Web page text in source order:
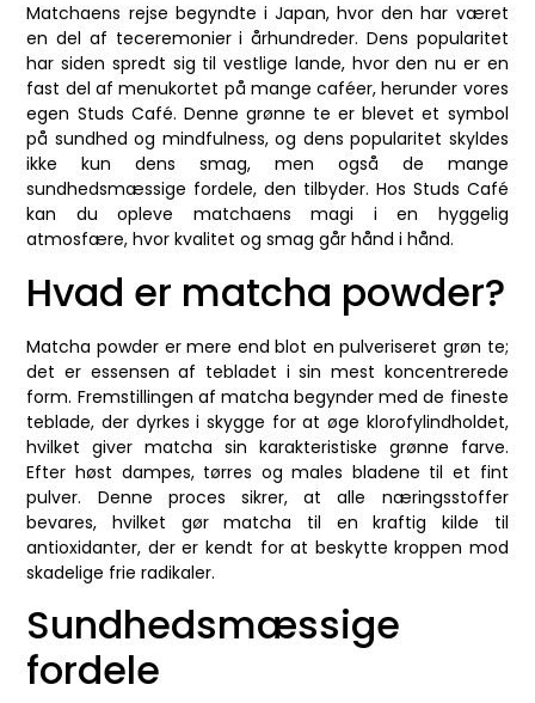
Matchaens rejse begyndte i Japan, hvor den har været
en del af teceremonier i århundreder. Dens popularitet
har siden spredt sig til vestlige lande, hvor den nu er en
fast del af menukortet på mange caféer, herunder vores
egen Studs Café. Denne grønne te er blevet et symbol
på sundhed og mindfulness, og dens popularitet skyldes
ikke kun dens smag, men også de mange
sundhedsmæssige fordele, den tilbyder. Hos Studs Café
kan du opleve matchaens magi i en hyggelig
atmosfære, hvor kvalitet og smag går hånd i hånd.
Hvad er matcha powder?
Matcha powder er mere end blot en pulveriseret grøn te;
det er essensen af tebladet i sin mest koncentrerede
form. Fremstillingen af matcha begynder med de fineste
teblade, der dyrkes i skygge for at øge klorofylindholdet,
hvilket giver matcha sin karakteristiske grønne farve.
Efter høst dampes, tørres og males bladene til et fint
pulver. Denne proces sikrer, at alle næringsstoffer
bevares, hvilket gør matcha til en kraftig kilde til
antioxidanter, der er kendt for at beskytte kroppen mod
skadelige frie radikaler.
Sundhedsmæssige
fordele